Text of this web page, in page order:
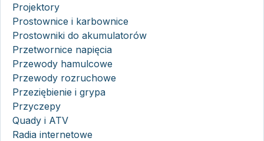
Projektory
Prostownice i karbownice
Prostowniki do akumulatorów
Przetwornice napięcia
Przewody hamulcowe
Przewody rozruchowe
Przeziębienie i grypa
Przyczepy
Quady i ATV
Radia internetowe